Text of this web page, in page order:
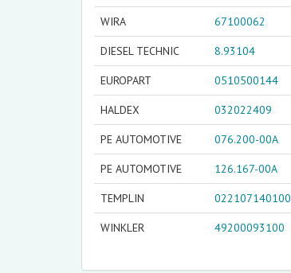
WIRA 67100062
DIESEL TECHNIC 8.93104
EUROPART 0510500144
HALDEX 032022409
PE AUTOMOTIVE 076.200-00A
PE AUTOMOTIVE 126.167-00A
TEMPLIN 022107140100
WINKLER 49200093100